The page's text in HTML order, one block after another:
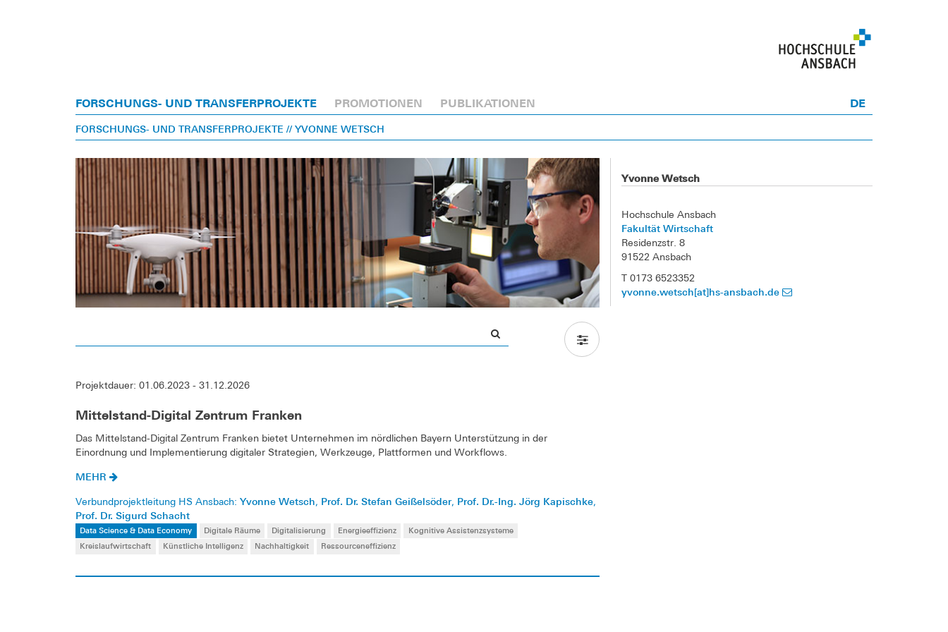
FORSCHUNGS- UND TRANSFERPROJEKTE PROMOTIONEN PUBLIKATIONEN DE
FORSCHUNGS- UND TRANSFERPROJEKTE // YVONNE WETSCH
Projektdauer: 01.06.2023 - 31.12.2026
Mittelstand-Digital Zentrum Franken
Das Mittelstand-Digital Zentrum Franken bietet Unternehmen im nördlichen Bayern Unterstützung in der
Einordnung und Implementierung digitaler Strategien, Werkzeuge, Plattformen und Workflows.
MEHR
Verbundprojektleitung HS Ansbach: Yvonne Wetsch, Prof. Dr. Stefan Geißelsöder, Prof. Dr.-Ing. Jörg Kapischke,
Prof. Dr. Sigurd Schacht
Data Science & Data Economy Digitale Räume Digitalisierung Energieeffizienz
Kognitive Assistenzsysteme
Kreislaufwirtschaft
Künstliche Intelligenz Nachhaltigkeit Ressourceneffizienz
Yvonne Wetsch
Hochschule Ansbach
Fakultät Wirtschaft
Residenzstr. 8
91522 Ansbach
T 0173 6523352
yvonne.wetsch[at]hs-ansbach.de